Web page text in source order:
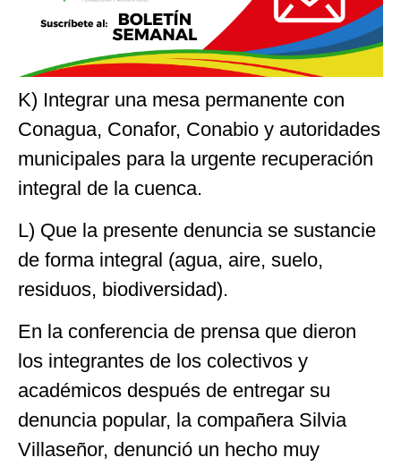
K) Integrar una mesa permanente con
Conagua, Conafor, Conabio y autoridades
municipales para la urgente recuperación
integral de la cuenca.
L) Que la presente denuncia se sustancie
de forma integral (agua, aire, suelo,
residuos, biodiversidad).
En la conferencia de prensa que dieron
los integrantes de los colectivos y
académicos después de entregar su
denuncia popular, la compañera Silvia
Villaseñor, denunció un hecho muy